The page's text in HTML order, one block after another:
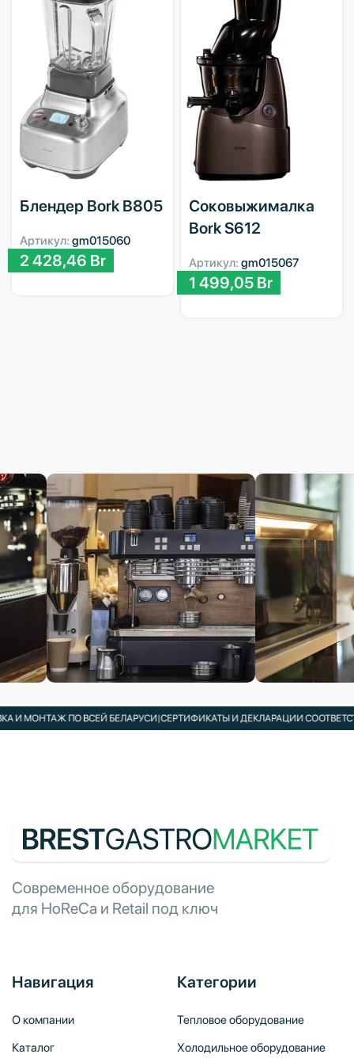
Блендер Bork B805
Артикул: gm015060
2 428,46 Br
Соковыжималка
Bork S612
Артикул: gm015067
1 499,05 Br
МОНТАЖ ПО ВСЕЙ БЕЛАРУСИ|СЕРТИФИКАТЫ И ДЕКЛАРАЦИИ
Современное оборудование
для HoReCa и Retail под ключ
Навигация
О компании
Каталог
Категории
Тепловое оборудование
Холодильное оборудование